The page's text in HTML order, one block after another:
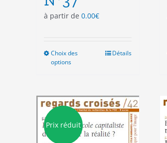
à partir de 0.00€
Choix des
options
variations.
Les
peuvent
Détails
Prix réduit